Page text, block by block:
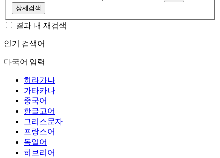
상세검색
결과 내 재검색
인기 검색어
다국어 입력
히라가나
가타카나
중국어
한글고어
그리스문자
프랑스어
독일어
히브리어